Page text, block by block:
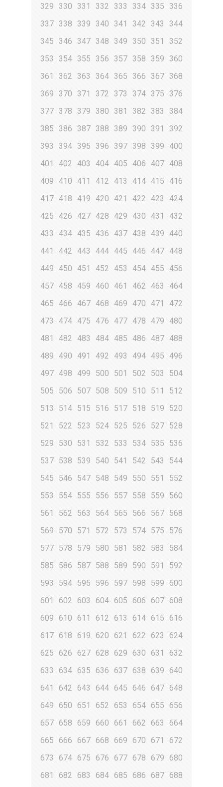
329 330 331 332 333 334 335
336
337 338 339 340 341 342 343
344
345
346 347 348 349 350 351
352
353
354 355 356 357 358 359 360
361
362 363 364 365 366 367 368
369
370 371 372 373 374 375 376
377 378 379 380 381 382 383
384
385
386 387 388 389 390 391
392
393
394 395 396 397 398 399
400
401
402 403 404 405 406 407 408
409
410 411 412 413 414 415
416
417 418 419 420 421 422 423
424
425
426 427 428 429 430 431
432
433
434 435 436 437 438 439
440
441
442 443 444 445 446 447 448
449
450 451 452 453 454 455
456
457 458 459 460 461 462 463
464
465
466 467 468 469 470 471
472
473
474 475 476 477 478 479
480
481
482 483 484 485 486 487 488
489
490 491 492 493 494 495
496
497 498 499 500 501 502 503
504
505
506 507 508 509 510 511
512
513
514 515 516 517 518 519
520
521
522 523 524 525 526 527 528
529
530 531 532 533 534 535
536
537 538 539 540 541 542 543
544
545
546 547 548 549 550 551
552
553
554 555 556 557 558 559
560
561
562 563 564 565 566 567 568
569
570 571 572 573 574 575
576
577 578 579 580 581 582 583
584
585
586 587 588 589 590 591
592
593
594 595 596 597 598 599
600
601
602 603 604 605 606 607 608
609
610 611 612 613 614 615
616
617 618 619 620 621 622 623
624
625
626 627 628 629 630 631
632
633
634 635 636 637 638 639 640
641
642 643 644 645 646 647 648
649
650 651 652 653 654 655 656
657 658 659 660 661 662 663
664
665
666 667 668 669 670 671
672
673
674 675 676 677 678 679
680
681
682 683 684 685 686 687 688